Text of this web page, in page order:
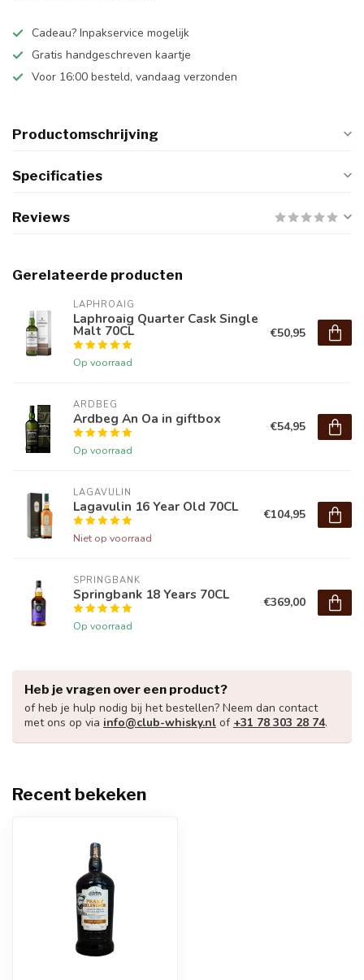
Cadeau? Inpakservice mogelijk
Gratis handgeschreven kaartje
Voor 16:00 besteld, vandaag verzonden
Productomschrijving
Specificaties
Reviews
Gerelateerde producten
LAPHROAIG
Laphroaig Quarter Cask Single
Malt 70CL
Op voorraad
€50,95
ARDBEG
Ardbeg An Oa in giftbox
Op voorraad
€54,95
LAGAVULIN
Lagavulin 16 Year Old 70CL
Niet op voorraad
€104,95
SPRINGBANK
Springbank 18 Years 70CL
Op voorraad
€369,00
Heb je vragen over een product?
of heb je hulp nodig bij het bestellen? Neem dan contact
met ons op via info@club-whisky.nl of +31 78 303 28 74.
Recent bekeken